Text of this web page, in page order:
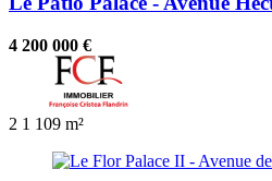
4 200 000 €
2 1 109 m²